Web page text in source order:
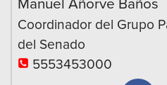
Manuel Añorve Baños
Coordinador del Grupo
del Senado
5553453000